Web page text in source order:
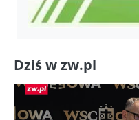
Dziś w zw.pl